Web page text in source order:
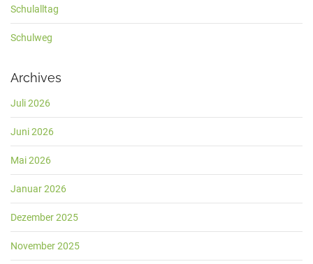
Schulalltag
Schulweg
Archives
Juli 2026
Juni 2026
Mai 2026
Januar 2026
Dezember 2025
November 2025